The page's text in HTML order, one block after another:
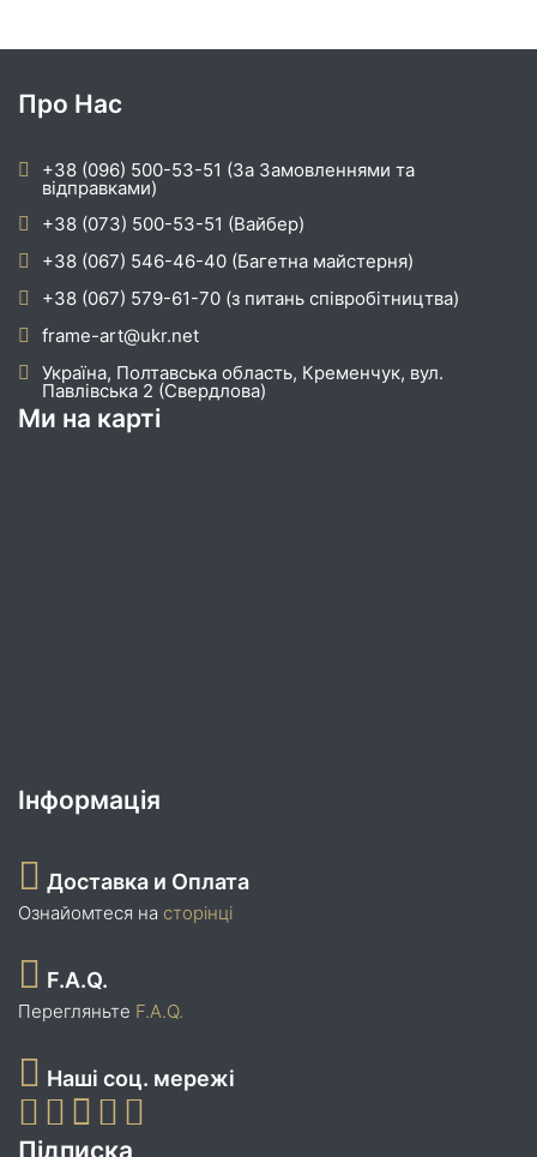
Про Нас
+38 (096) 500-53-51 (За Замовленнями та
відправками)
+38 (073) 500-53-51 (Вайбер)
+38 (067) 546-46-40 (Багетна майстерня)
+38 (067) 579-61-70 (з питань співробітництва)
frame-art@ukr.net
Україна, Полтавська область, Кременчук, вул.
Павлівська 2 (Свердлова)
Ми на карті
Інформація
Доставка и Оплата
Ознайомтеся на сторінці
F.A.Q.
Перегляньте F.A.Q.
Наші соц. мережі
Підписка